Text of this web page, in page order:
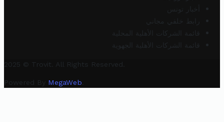
أخبار تونس
رابط خلفي مجاني
قائمة الشركات الأهلية المحلية
قائمة الشركات الأهلية الجهوية
2025 © Trovit. All Rights Reserved.
Powered By MegaWeb